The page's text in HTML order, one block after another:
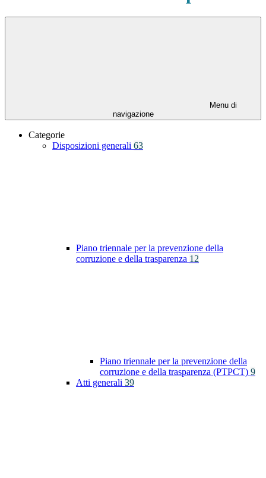
Menu di
navigazione
Categorie
Disposizioni generali 63
Piano triennale per la prevenzione della
corruzione e della trasparenza 12
Piano triennale per la prevenzione della
corruzione e della trasparenza (PTPCT) 9
Atti generali 39